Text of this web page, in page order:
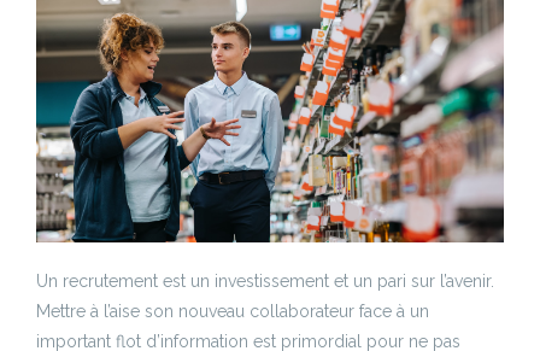
Un recrutement est un investissement et un pari sur l’avenir.
Mettre à l’aise son nouveau collaborateur face à un
important flot d’information est primordial pour ne pas